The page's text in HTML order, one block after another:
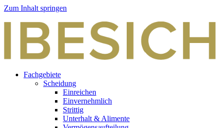
Zum Inhalt springen
Fachgebiete
Scheidung
Einreichen
Einvernehmlich
Strittig
Unterhalt & Alimente